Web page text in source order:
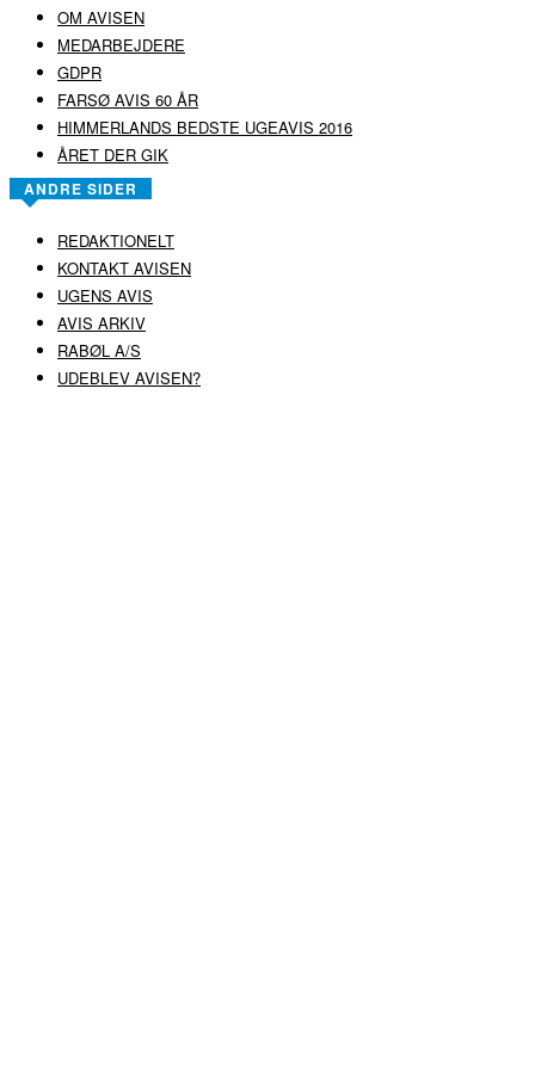
OM AVISEN
MEDARBEJDERE
GDPR
FARSØ AVIS 60 ÅR
HIMMERLANDS BEDSTE UGEAVIS 2016
ÅRET DER GIK
ANDRE SIDER
REDAKTIONELT
KONTAKT AVISEN
UGENS AVIS
AVIS ARKIV
RABØL A/S
UDEBLEV AVISEN?